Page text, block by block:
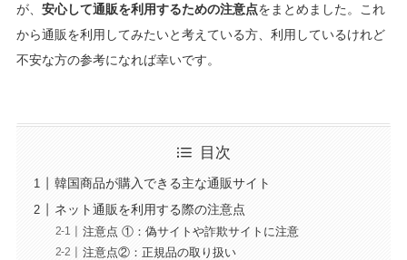
が、 安心して通販を利用するための注意点をまとめました。これ
から通販を利用してみたいと考えている方、利用しているけれど
不安な方の参考になれば幸いです。
目次
韓国商品が購入できる主な通販サイト
ネット通販を利用する際の注意点
注意点 ①：偽サイトや詐欺サイトに注意
注意点②：正規品の取り扱い